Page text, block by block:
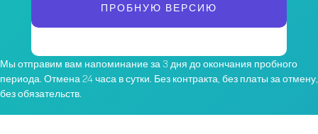
ПРОБНУЮ ВЕРСИЮ
Мы отправим вам напоминание за 3 дня до окончания пробного
периода. Отмена 24 часа в сутки. Без контракта, без платы за отмену,
без обязательств.